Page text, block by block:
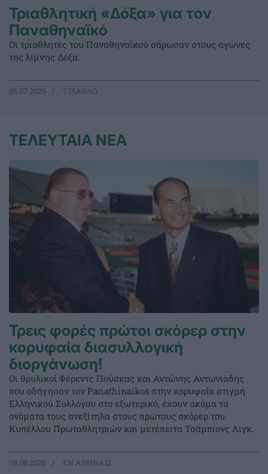
Τριαθλητική «Δόξα» για τον
Παναθηναϊκό
Οι τριαθλητές του Παναθηναϊκού σάρωσαν στους αγώνες
της λίμνης Δόξα.
05.07.2026 ΤΡΙΑΘΛΟ
ΤΕΛΕΥΤΑΙΑ ΝΕΑ
Τρεις φορές πρώτοι σκόρερ στην
κορυφαία διασυλλογική
διοργάνωση!
Οι θρυλικοί Φέρεντς Πούσκας και Αντώνης Αντωνιάδης
που οδήγησαν τον Panathinaikos στην κορυφαία στιγμή
Ελληνικού Συλλόγου στο εξωτερικό, έχουν ακόμα τα
ονόματα τους ανεξίτηλα στους πρώτους σκόρερ του
Κυπέλλου Πρωταθλητριών και μετέπειτα Τσάμπιονς Λιγκ.
08.08.2026 EΝ ΑΘΗΝΑΙΣ